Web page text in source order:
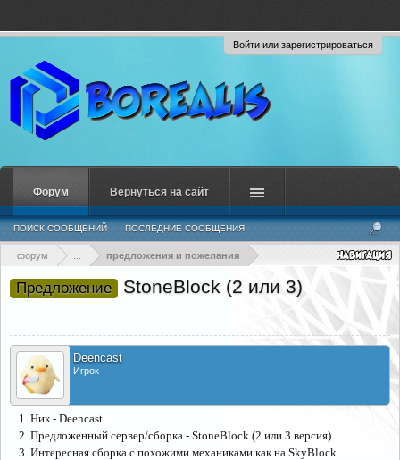
Войти или зарегистрироваться
форум предложения и пожелания
Предложение StoneBlock (2 или 3)
Deencast
Игрок
1. Ник - Deencast
2. Предложенный сервер/сборка - StoneBlock (2 или 3 версия)
3. Интересная сборка с похожими механиками как на SkyBlock.
Форум
ПОИСК СООБЩЕНИЙ ПОСЛЕДНИЕ СООБЩЕНИЯ
Вернуться на сайт